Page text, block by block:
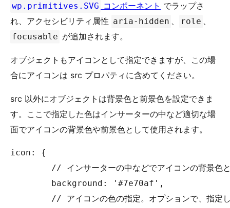
wp.primitives.SVG コンポーネント でラップさ
れ、アクセシビリティ属性 aria-hidden 、 role 、
focusable が追加されます。
オブジェクトもアイコンとして指定できますが、この場
合にアイコンは src プロパティに含めてください。
src 以外にオブジェクトは背景色と前景色を設定できま
す。ここで指定した色はインサーターの中など適切な場
面でアイコンの背景色や前景色として使用されます。
icon: {